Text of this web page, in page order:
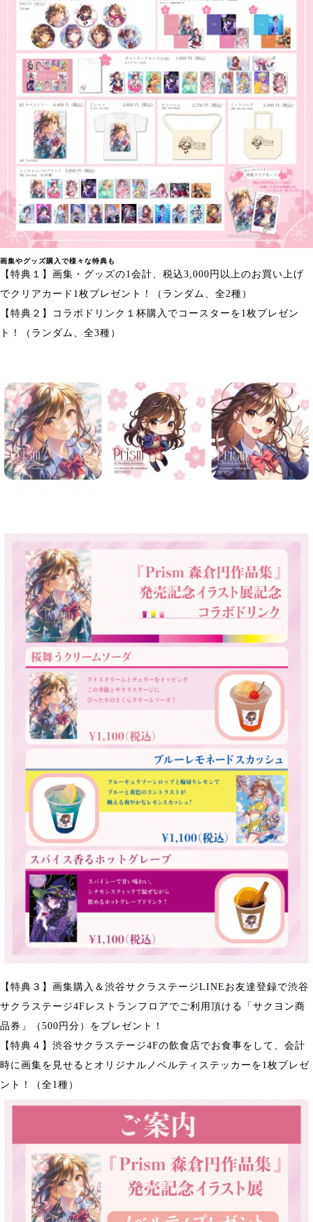
画集やグッズ購入で様々な特典も
【特典１】画集・グッズの1会計、税込3,000円以上のお買い上げ
でクリアカード1枚プレゼント！（ランダム、全2種）
【特典２】コラボドリンク１杯購入でコースターを1枚プレゼン
ト！（ランダム、全3種）
【特典３】画集購入＆渋谷サクラステージLINEお友達登録で渋谷
サクラステージ4Fレストランフロアでご利用頂ける「サクヨン商
品券」（500円分）をプレゼント！
【特典４】渋谷サクラステージ4Fの飲食店でお食事をして、会計
時に画集を見せるとオリジナルノベルティステッカーを1枚プレゼ
ント！（全1種）